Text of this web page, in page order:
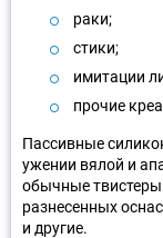
раки;
стики;
имитации
прочие
Пассивные
ужении вялой и
обычные
разнесенных
и другие.